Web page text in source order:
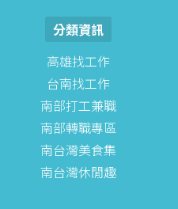
分類資訊
高雄找工作
台南找工作
南部打工兼職
南部轉職專區
南台灣美食集
南台灣休閒趣